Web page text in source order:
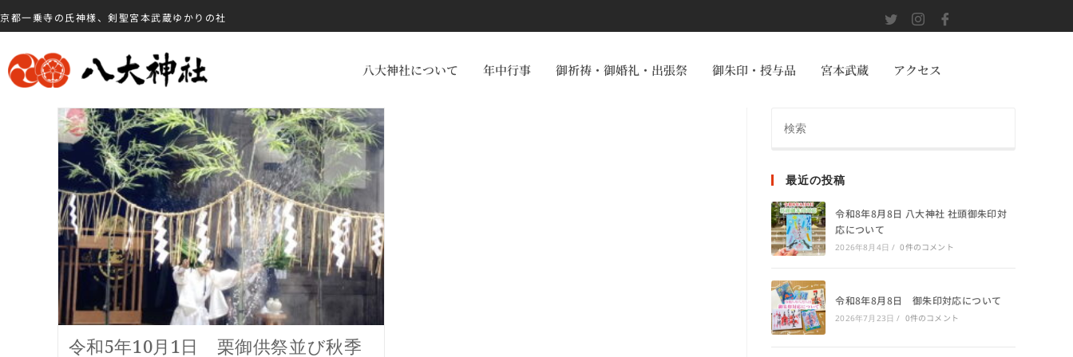
京都一乗寺の氏神様、剣聖宮本武蔵ゆかりの社
八大神社について 年中行事 御祈祷・御婚礼・出張祭 御朱印・授与品 宮本武蔵 アクセス
令和5年10月1日 栗御供祭並び秋季
最近の投稿
令和8年8月8日 八大神社 社頭御朱印対
応について
2026年8月4日 / 0件のコメント
令和8年8月8日 御朱印対応について
2026年7月23日 / 0件のコメント